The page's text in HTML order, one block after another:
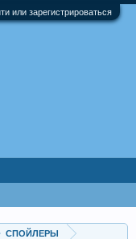
или зарегистрироваться
СПОЙЛЕРЫ